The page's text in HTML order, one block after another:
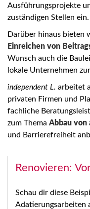
Ausführungsprojekte
zuständigen Stellen ein.
Darüber hinaus bieten
Einreichen von
Wunsch auch die
lokale Unternehmen
independent L. arbeitet
privaten Firmen und
fachliche
zum Thema Abbau von
und Barrierefreiheit
Renovieren:
Schau dir diese
Adatierungsarbeiten